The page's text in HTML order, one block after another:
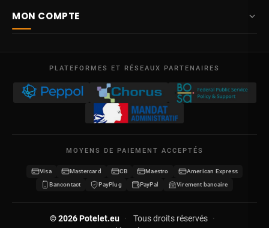
Route Mitoyenne 414
Lun – Ven
09:00 – 17:00
TVA BE 0641.740.320 - RPM Liège
Livraison
Conditions générales de vente
Protection des données
MON COMPTE
Mes avoirs
Mes bons de réduction
Devenir revendeur
PLATEFORMES ET RÉSEAUX PARTENAIRES
MOYENS DE PAIEMENT ACCEPTÉS
Visa Mastercard CB Maestro
American Express
Bancontact
PayPlug PayPal Virement bancaire
© 2026 Potelet.eu · Tous droits réservés ·